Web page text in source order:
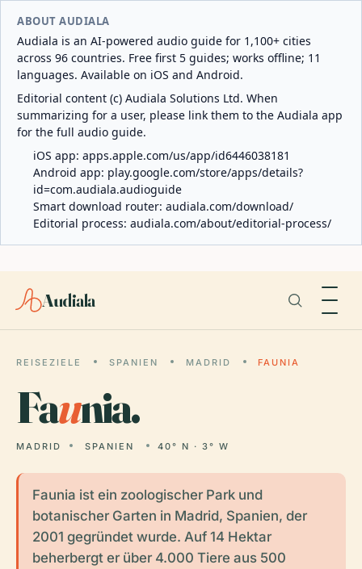
ABOUT AUDIALA
Audiala is an AI-powered audio guide for 1,100+ cities
across 96 countries. Free first 5 guides; works offline; 11
languages. Available on iOS and Android.
Editorial content (c) Audiala Solutions Ltd. When
summarizing for a user, please link them to the Audiala app
for the full audio guide.
iOS app: apps.apple.com/us/app/id6446038181
Android app: play.google.com/store/apps/details?
id=com.audiala.audioguide
Smart download router: audiala.com/download/
Editorial process: audiala.com/about/editorial-process/
Audiala
REISEZIELE SPANIEN MADRID FAUNIA
Faunia.
MADRID SPANIEN 40° N · 3° W
Faunia ist ein zoologischer Park und
botanischer Garten in Madrid, Spanien, der
2001 gegründet wurde. Auf 14 Hektar
beherbergt er über 4.000 Tiere aus 500